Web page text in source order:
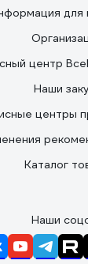
для
центр
Наши
центры
Каталог
Наши